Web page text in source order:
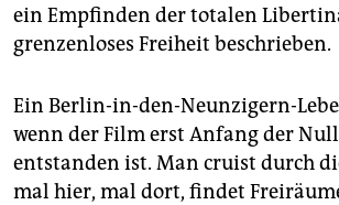
ein Empfinden der totalen
grenzenloses Freiheit beschrieben.
Ein Berlin-in-den-Neunzigern-
wenn der Film erst Anfang der
entstanden ist. Man cruist durch
mal hier, mal dort, findet